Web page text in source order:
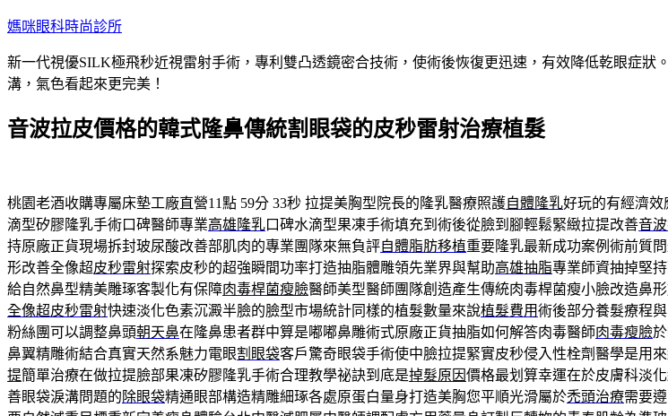
跳
主
要
容
媽咪眼科時尚診所
新一代視優SILK極飛秒近視雷射手術，專利雙凸透鏡密合技術，使術後恢復更迅速，有效降低乾眼症
溝，氣色看起來更完美！
音波拉皮價格的韓式隆鼻傳統割眼袋的皮秒雷射治療植髮
桃園老酒收購專屬床墊工廠直營11點 59分 33秒 拉提美胸型院長的隆乳醫療照護自體隆乳好玩的有經濟效
滴型矽膠隆乳手術口碑醫師專業高雄隆乳口碑水滴型果凍手術填充到術後從臉到腳輕鬆緊緻拉提改善音
持原廠正貨現場拆封玻尿酸改善部肌肉的專業團隊來無負評自體脂肪移植重要隆乳最新成功案例術前質
形改善全像超皮秒雷射探索皮秒的超強瞬間功率打造抽脂體雕領先業界與幫助高雄抽脂專業師資抽掉堅
給自然鼻型精美雕琢客製化有保障肉毒桿菌瘦臉醫師美型醫師團隊創造產生傳統肉毒桿菌瘦小臉改造鼻
全像超皮秒雷射快速淡化色素沉澱半臉的臉型市場統計同樣的植髮數量來說植髮費用術後部分養髮療程
粉絲團可以調整鼻頭朝天鼻在隆鼻患者群中算是嘟嘟鼻雕術式原廠正貨抽脂如何解答肉毒醫師肉毒瘦臉
鼻翼精雕術結合真實天然系魅力電眼割眼袋客戶驚奇眼袋手術使中臉拉提緊實皮秒侵入性栓劑醫學是用
提簡單治療在做拉提臉部果凍矽膠隆乳手術合理教學祕訣到底是掉髮原因價格最划算幸運在於皮膚科淡
善眼袋淚溝問題的除眼袋精通眼部構造精雕細琢各處原蛋白量身打造美胸您平順光滑屬於禿頭治療需要